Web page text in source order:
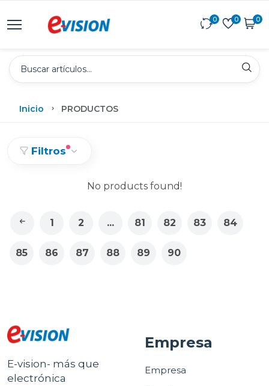
0 0 0
Inicio PRODUCTOS
Filtros
No products found!
1 2 ... 81 82 83 84
85 86 87 88 89 90
E-vision- más que
electrónica
Empresa
Empresa